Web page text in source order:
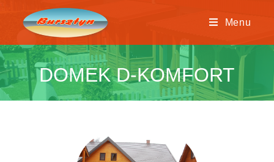
Menu
DOMEK D-KOMFORT